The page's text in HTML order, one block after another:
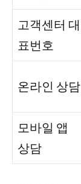
고객센터 대
표번호
온라인 상담
모바일 앱
상담